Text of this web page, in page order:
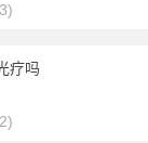
疗吗